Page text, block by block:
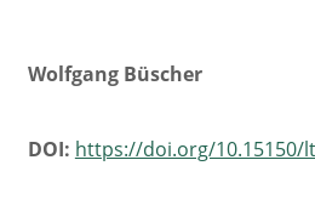
Wolfgang Büscher
DOI: https://doi.org/10.15150/